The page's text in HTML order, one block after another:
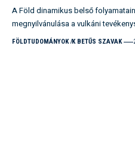
A Föld dinamikus belső
megnyilvánulása a vulkáni
FÖLDTUDOMÁNYOK K BETŰS SZAVAK